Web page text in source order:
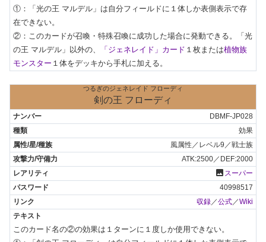
①：「光の王 マルデル」は自分フィールドに１体しか表側表示で存
在できない。
②：このカードが召喚・特殊召喚に成功した場合に発動できる。「光
の王 マルデル」以外の、
「ジェネレイド」カード １枚または植物族
モンスター １体をデッキから手札に加える。
つるぎのジェネレイド フローディ
剣の王 フローディ
DBMF-JP028
効果
風属性／レベル9／戦士族
ATK:2500／DEF:2000
photo スーパー
40998517
収録／公式／Wiki
このカード名の②の効果は１ターンに１度しか使用できない。